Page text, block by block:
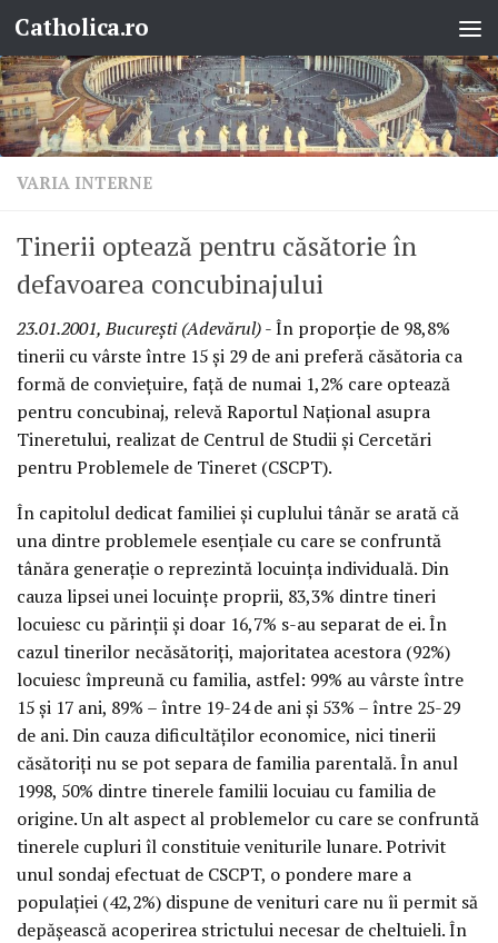
Skip to content
Catholica.ro
VARIA INTERNE
Tinerii optează pentru căsătorie în
defavoarea concubinajului
23.01.2001, Bucureşti (Adevărul)- În proporţie de 98,8%
tinerii cu vârste între 15 şi 29 de ani preferă căsătoria ca
formă de convieţuire, faţă de numai 1,2% care optează
pentru concubinaj, relevă Raportul Naţional asupra
Tineretului, realizat de Centrul de Studii şi Cercetări
pentru Problemele de Tineret (CSCPT).
În capitolul dedicat familiei şi cuplului tânăr se arată că
una dintre problemele esenţiale cu care se confruntă
tânăra generaţie o reprezintă locuinţa individuală. Din
cauza lipsei unei locuinţe proprii, 83,3% dintre tineri
locuiesc cu părinţii şi doar 16,7% s-au separat de ei. În
cazul tinerilor necăsătoriţi, majoritatea acestora (92%)
locuiesc împreună cu familia, astfel: 99% au vârste între
15 şi 17 ani, 89% – între 19-24 de ani şi 53% – între 25-29
de ani. Din cauza dificultăţilor economice, nici tinerii
căsătoriţi nu se pot separa de familia parentală. În anul
1998, 50% dintre tinerele familii locuiau cu familia de
origine. Un alt aspect al problemelor cu care se confruntă
tinerele cupluri îl constituie veniturile lunare. Potrivit
unul sondaj efectuat de CSCPT, o pondere mare a
populaţiei (42,2%) dispune de venituri care nu îi permit să
depăşească acoperirea strictului necesar de cheltuieli. În